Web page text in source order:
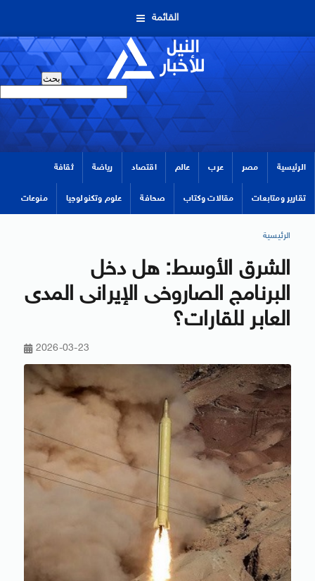
القائمة
الرئيسية مصر عرب عالم اقتصاد رياضة ثقافة
تقارير ومتابعات مقالات وكتاب صحافة علوم وتكنولوجيا منوعات
الرئيسية
الشرق الأوسط: هل دخل
البرنامج الصاروخى الإيرانى المدى
العابر للقارات؟
2026-03-23